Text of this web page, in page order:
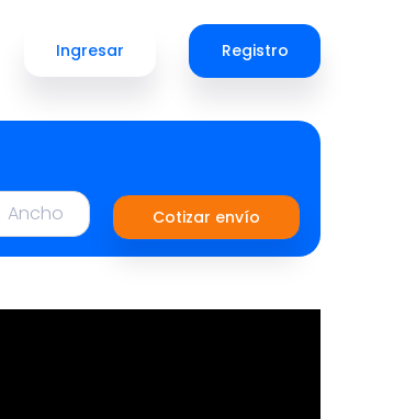
Ingresar Registro
Cotizar envío